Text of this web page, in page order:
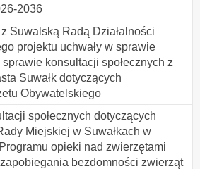
2036
Suwalską Radą Działalności
projektu uchwały w sprawie
sprawie konsultacji społecznych z
Suwałk dotyczących
Obywatelskiego
społecznych dotyczących
Miejskiej w Suwałkach w
opieki nad zwierzętami
bezdomności zwierząt